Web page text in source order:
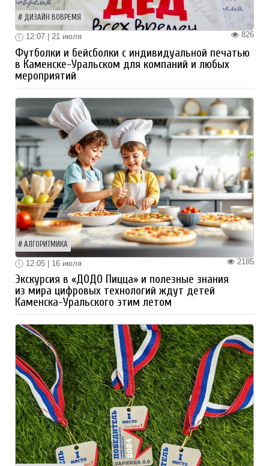
ДИЗАЙН ВОВРЕМЯ
826
12:07 | 21 июля
Футболки и бейсболки с индивидуальной печатью
в Каменске-Уральском для компаний и любых
мероприятий
АЛГОРИТМИКА
2185
12:05 | 16 июля
Экскурсия в «ДОДО Пицца» и полезные знания
из мира цифровых технологий ждут детей
Каменска-Уральского этим летом